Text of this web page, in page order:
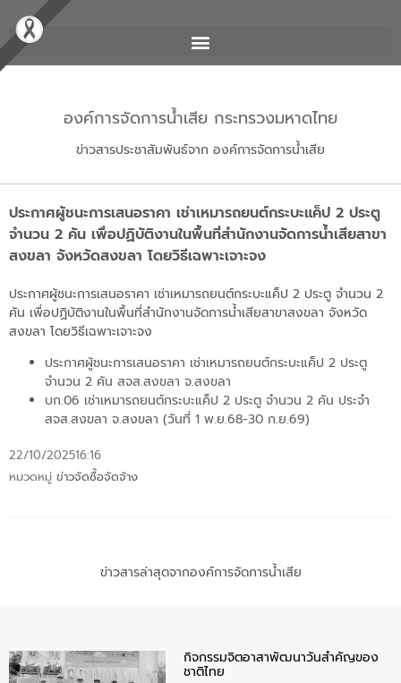
องค์การจัดการน้ำเสีย กระทรวงมหาดไทย
ข่าวสารประชาสัมพันธ์จาก องค์การจัดการน้ำเสีย
ประกาศผู้ชนะการเสนอราคา เช่าเหมารถยนต์กระบะแค็ป 2 ประตู
จำนวน 2 คัน เพื่อปฏิบัติงานในพื้นที่สำนักงานจัดการน้ำเสียสาขา
สงขลา จังหวัดสงขลา โดยวิธีเฉพาะเจาะจง
ประกาศผู้ชนะการเสนอราคา เช่าเหมารถยนต์กระบะแค็ป 2 ประตู จำนวน 2
คัน เพื่อปฏิบัติงานในพื้นที่สำนักงานจัดการน้ำเสียสาขาสงขลา จังหวัด
สงขลา โดยวิธีเฉพาะเจาะจง
ประกาศผู้ชนะการเสนอราคา เช่าเหมารถยนต์กระบะแค็ป 2 ประตู
จำนวน 2 คัน สจส.สงขลา จ.สงขลา
บก.06 เช่าเหมารถยนต์กระบะแค็ป 2 ประตู จำนวน 2 คัน ประจำ
สจส.สงขลา จ.สงขลา (วันที่ 1 พ.ย.68-30 ก.ย.69)
22/10/202516:16
หมวดหมู่ ข่าวจัดซื้อจัดจ้าง
ข่าวสารล่าสุดจากองค์การจัดการน้ำเสีย
กิจกรรมจิตอาสาพัฒนาวันสําคัญของ
ชาติไทย